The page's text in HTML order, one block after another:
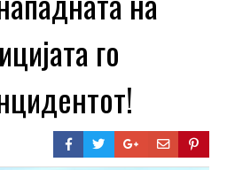
го